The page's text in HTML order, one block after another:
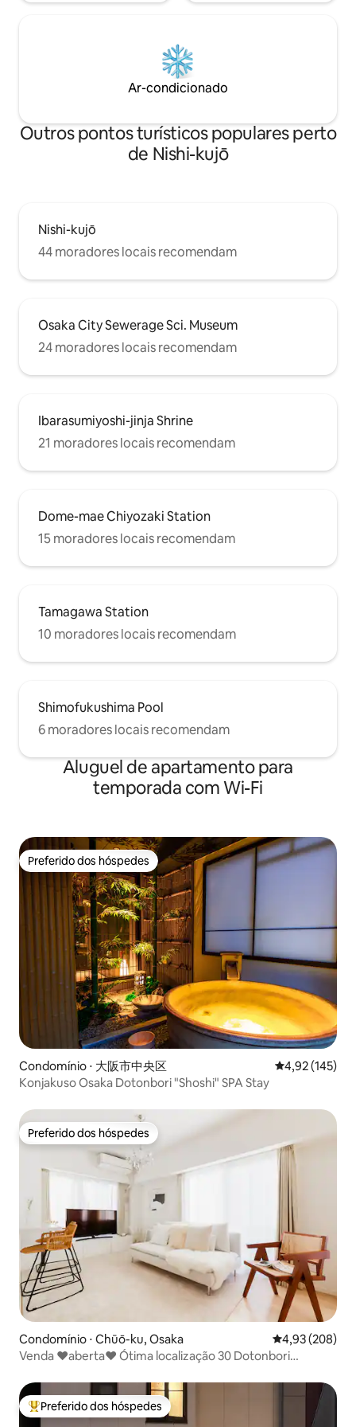
Ar-condicionado
Outros pontos turísticos populares perto
de Nishi-kujō
Nishi-kujō
44 moradores locais recomendam
Osaka City Sewerage Sci. Museum
24 moradores locais recomendam
Ibarasumiyoshi-jinja Shrine
21 moradores locais recomendam
Dome-mae Chiyozaki Station
15 moradores locais recomendam
Tamagawa Station
10 moradores locais recomendam
Shimofukushima Pool
6 moradores locais recomendam
Aluguel de apartamento para
temporada com Wi-Fi
Preferido dos hóspedes
Preferido dos hóspedes
Condomínio ⋅ 大阪市中央区 4,92 de uma
4,92 (145)
Konjakuso Osaka Dotonbori "Shoshi" SPA Stay
Preferido dos hóspedes
Preferido dos hóspedes
Condomínio ⋅ Chūō-ku, Osaka 4,93 de uma
4,93 (208)
Venda ❤️aberta❤️ Ótima localização 30 Dotonbori
Entre os melhores preferidos dos hóspedes
Preferido dos hóspedes